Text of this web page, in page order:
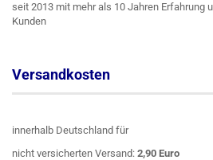
seit 2013 mit mehr als 10 Jahren Erfahrung
Kunden
Versandkosten
innerhalb Deutschland für
nicht versicherten Versand: 2,90 Euro